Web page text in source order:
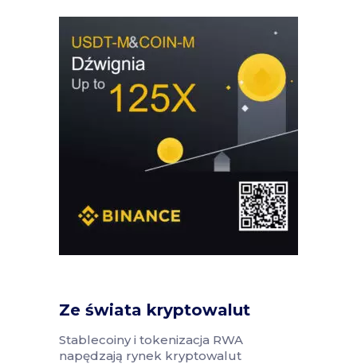
Ze świata kryptowalut
Stablecoiny i tokenizacja RWA
napędzają rynek kryptowalut